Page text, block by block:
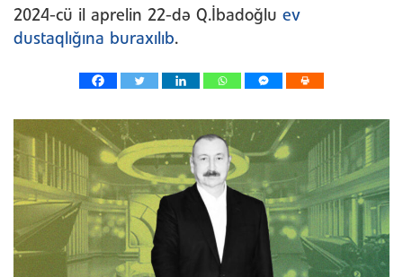
2024-cü il aprelin 22-də Q.İbadoğlu ev
dustaqlığına buraxılıb.